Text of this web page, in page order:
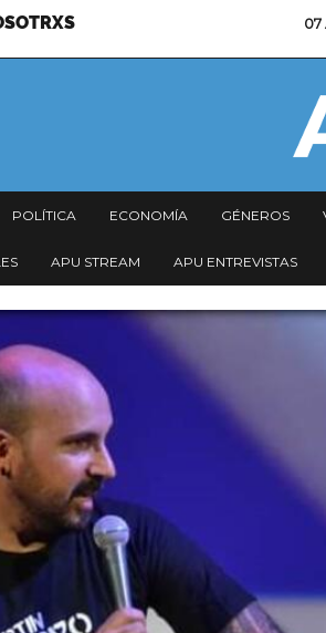
07
POLÍTICA ECONOMÍA GÉNEROS
APU STREAM APU ENTREVISTAS